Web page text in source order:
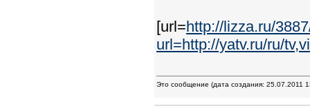
[url=http://lizza.ru/
url=http://yatv.ru/ru/
Это сообщение (дата создания: